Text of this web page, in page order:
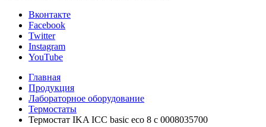
Вконтакте
Facebook
Twitter
Instagram
YouTube
Главная
Продукция
Лабораторное оборудование
Термостаты
Термостат IKA ICC basic eco 8 c 0008035700